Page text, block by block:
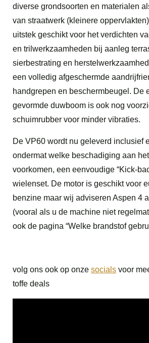
diverse grondsoorten en materialen
van straatwerk (kleinere
uitstek geschikt voor het verdichten
en trilwerkzaamheden bij aanleg
sierbestrating en
een volledig afgeschermde
handgrepen en beschermbeugel. De
gevormde duwboom is ook nog
schuimrubber voor minder vibraties.
De VP60 wordt nu geleverd inclusief
ondermat welke beschadiging aan
voorkomen, een eenvoudige “Kick-
wielenset. De motor is geschikt voor
benzine maar wij adviseren Aspen 4
(vooral als u de machine niet
ook de pagina “Welke brandstof
volg ons ook op onze socials voor
toffe deals